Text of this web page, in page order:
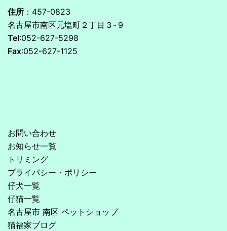
住所 ：457-0823
名古屋市南区元塩町２丁目３-９
Tel:052-627-5298
Fax:052-627-1125
お問い合わせ
お知らせ一覧
トリミング
プライバシー・ポリシー
仔犬一覧
仔猫一覧
名古屋市 南区 ペットショップ
猫福家ブログ